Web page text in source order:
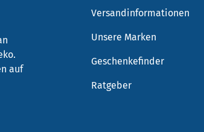
auf
Versandinformationen
Unsere Marken
Geschenkefinder
Ratgeber